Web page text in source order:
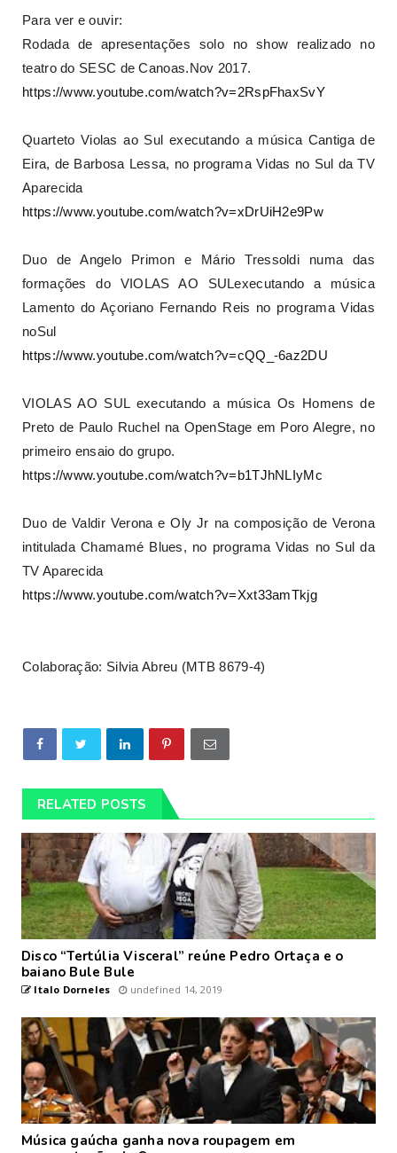
Para ver e ouvir:
Rodada de apresentações solo no show realizado no
teatro do SESC de Canoas.Nov 2017.
https://www.youtube.com/watch?v=2RspFhaxSvY
Quarteto Violas ao Sul executando a música Cantiga de
Eira, de Barbosa Lessa, no programa Vidas no Sul da TV
Aparecida
https://www.youtube.com/watch?v=xDrUiH2e9Pw
Duo de Angelo Primon e Mário Tressoldi numa das
formações do VIOLAS AO SULexecutando a música
Lamento do Açoriano Fernando Reis no programa Vidas
noSul
https://www.youtube.com/watch?v=cQQ_-6az2DU
VIOLAS AO SUL executando a música Os Homens de
Preto de Paulo Ruchel na OpenStage em Poro Alegre, no
primeiro ensaio do grupo.
https://www.youtube.com/watch?v=b1TJhNLIyMc
Duo de Valdir Verona e Oly Jr na composição de Verona
intitulada Chamamé Blues, no programa Vidas no Sul da
TV Aparecida
https://www.youtube.com/watch?v=Xxt33amTkjg
Colaboração: Silvia Abreu (MTB 8679-4)
RELATED POSTS
Disco “Tertúlia Visceral” reúne Pedro Ortaça e o
baiano Bule Bule
Italo Dorneles undefined 14, 2019
Música gaúcha ganha nova roupagem em